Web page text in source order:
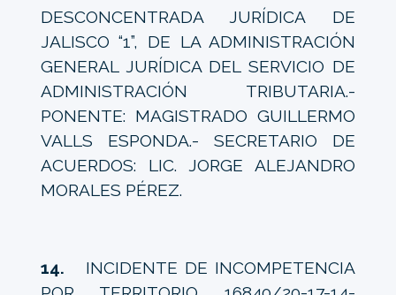
DESCONCENTRADA JURÍDICA DE
JALISCO “1”, DE LA ADMINISTRACIÓN
GENERAL JURÍDICA DEL SERVICIO DE
ADMINISTRACIÓN TRIBUTARIA.-
PONENTE: MAGISTRADO GUILLERMO
VALLS ESPONDA.- SECRETARIO DE
ACUERDOS: LIC. JORGE ALEJANDRO
MORALES PÉREZ.
14.
INCIDENTE DE INCOMPETENCIA